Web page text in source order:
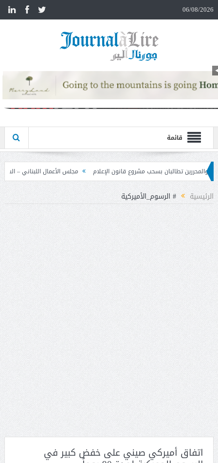
06/08/2026
قائمة
قانون الإعلام مجلس الأعمال اللبناني – السوري تابع نتائج زيارة دمشق
الرئيسية # الرسوم_الأميركية
اتفاق أميركي صيني على خفض كبير في